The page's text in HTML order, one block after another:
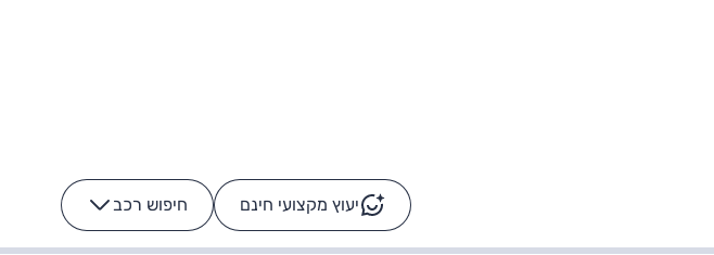
יעוץ מקצועי חינם חיפוש רכב -
רכבי הסלבס: על מה נוסע
הרכב לא מתקלקל. המסך
כן